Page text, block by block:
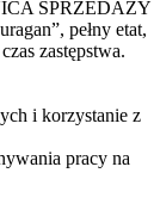
SPRZEDAŻY
pełny etat,
zastępstwa.
i korzystanie z
pracy na